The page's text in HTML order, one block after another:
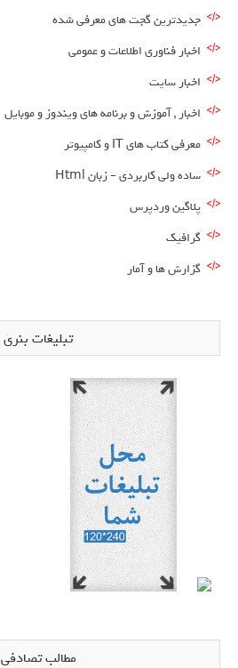
جدیدترین گجت های معرفی شده
اخبار فناوری اطلاعات و عمومی
اخبار سایت
اخبار , آموزش و برنامه های ویندوز و موبایل
معرفی کتاب های IT و کامپیوتر
ساده ولی کاربردی – زبان Html
پلاگین وردپرس
گرافیک
گزارش ها و آمار
تبلیغات بنری
مطالب تصادفی